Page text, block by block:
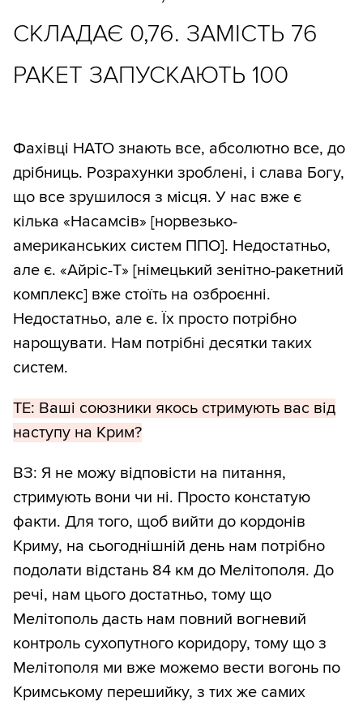
СКЛАДАЄ 0,76. ЗАМІСТЬ 76
РАКЕТ ЗАПУСКАЮТЬ 100
Фахівці НАТО знають все, абсолютно все, до
дрібниць. Розрахунки зроблені, і слава Богу,
що все зрушилося з місця. У нас вже є
кілька «Насамсів» [норвезько-
американських систем ППО]. Недостатньо,
але є. «Айріс-Т» [німецький зенітно-ракетний
комплекс] вже стоїть на озброєнні.
Недостатньо, але є. Їх просто потрібно
нарощувати. Нам потрібні десятки таких
систем.
ТЕ: Ваші союзники якось стримують вас від
наступу на Крим?
ВЗ: Я не можу відповісти на питання,
стримують вони чи ні. Просто констатую
факти. Для того, щоб вийти до кордонів
Криму, на сьогоднішній день нам потрібно
подолати відстань 84 км до Мелітополя. До
речі, нам цього достатньо, тому що
Мелітополь дасть нам повний вогневий
контроль сухопутного коридору, тому що з
Мелітополя ми вже можемо вести вогонь по
Кримському перешийку, з тих же самих